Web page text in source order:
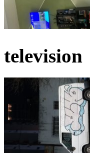
television